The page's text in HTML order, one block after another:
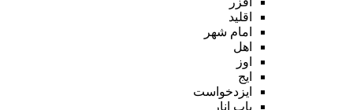
اقلید
امام شهر
اهل
اوز
ایج
ایزدخواست
باب انار